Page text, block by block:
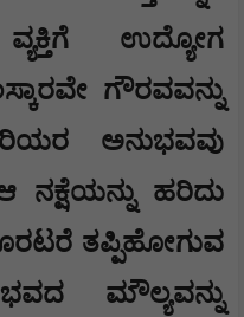
ಉದ್ಯೋಗ
ಗೌರವವನ್ನು
ಅನುಭವವು
ನಕ್ಷೆಯನ್ನು ಹರಿದು
ತಪ್ಪಿಹೋಗುವ
ಮೌಲ್ಯವನ್ನು